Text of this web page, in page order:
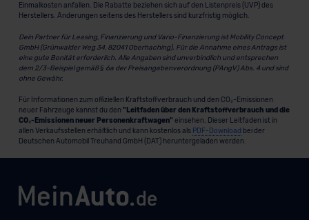
Einmalkosten anfallen. Die Rabatte beziehen sich auf den Listenpreis (UVP) des
Herstellers. Änderungen seitens des Herstellers sind kurzfristig möglich.
Dein Partner für Leasing, Finanzierung und Vario-Finanzierung ist Mobility Concept
GmbH (Grünwalder Weg 34, 82041 Oberhaching). Für die Annahme eines Antrags ist
eine gute Bonität erforderlich. Alle Angaben sind unverbindlich und entsprechen
dem 2/3-Beispiel gemäß § 6a der Preisangabenverordnung (PAngV) Abs. 4 und sind
ohne Gewähr.
Für Informationen zum offiziellen Kraftstoffverbrauch und den CO₂-Emissionen
neuer Fahrzeuge kannst du den "Leitfaden über den Kraftstoffverbrauch und die
CO₂-Emissionen neuer Personenkraftwagen" einsehen. Dieser Leitfaden ist in
allen Verkaufsstellen erhältlich und kann kostenlos als PDF-Download bei der
Deutschen Automobil Treuhand GmbH (DAT) heruntergeladen werden.